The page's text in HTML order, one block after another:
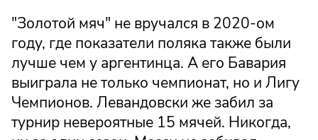
"Золотой мяч" не вручался в 2020-ом
году, где показатели поляка также были
лучше чем у аргентинца. А его Бавария
выиграла не только чемпионат, но и Лигу
Чемпионов. Левандовски же забил за
турнир невероятные 15 мячей. Никогда,